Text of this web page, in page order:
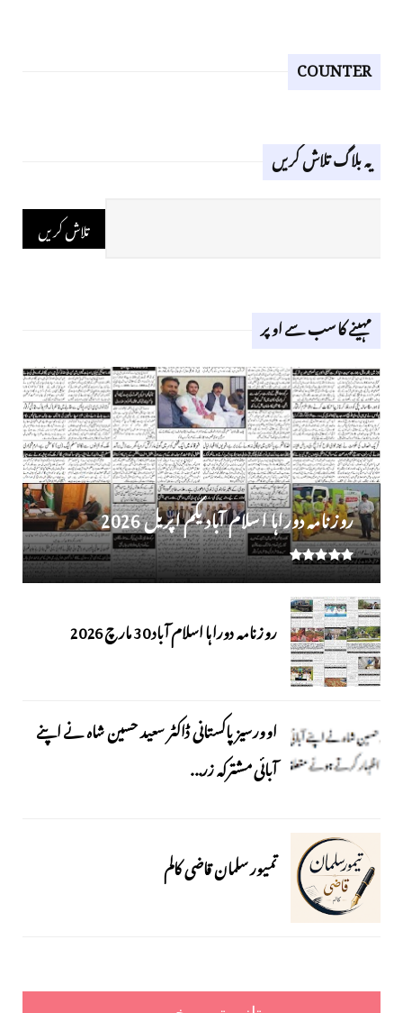
COUNTER
یہ بلاگ تلاش کریں
مہینے کا سب سے اوپر
روز نامہ دوراہا اسلام آباد یکم اپریل 2026
روزنامہ دوراہا اسلام آباد 30 مارچ 2026
اوورسیز پاکستانی ڈاکٹر سعید حسین شاہ نے اپنے
آبائی مشترکہ زر...
تمیور سلمان قاضی کالم